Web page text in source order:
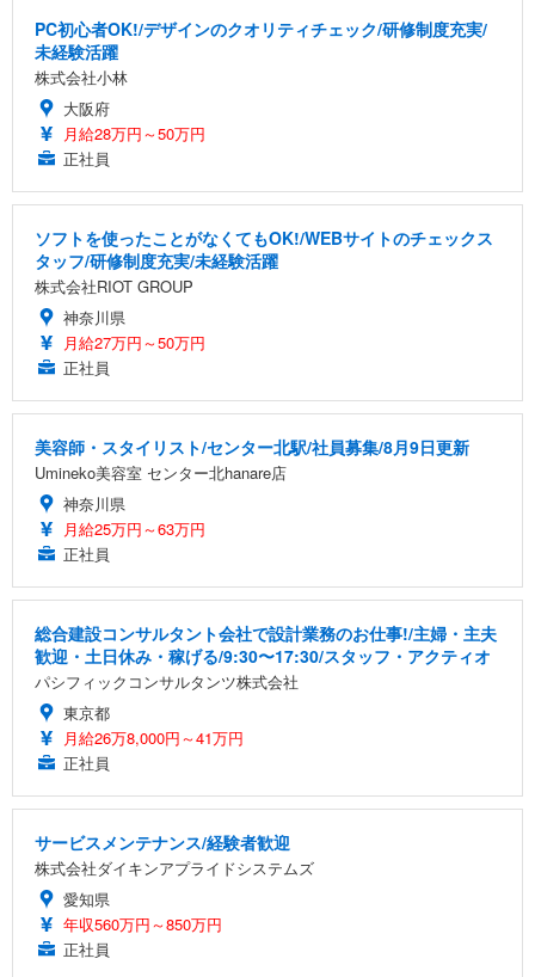
PC初心者OK!/デザインのクオリティチェック/研修制度充実/
未経験活躍
株式会社小林
大阪府
月給28万円～50万円
正社員
ソフトを使ったことがなくてもOK!/WEBサイトのチェックス
タッフ/研修制度充実/未経験活躍
株式会社RIOT GROUP
神奈川県
月給27万円～50万円
正社員
美容師・スタイリスト/センター北駅/社員募集/8月9日更新
Umineko美容室 センター北hanare店
神奈川県
月給25万円～63万円
正社員
総合建設コンサルタント会社で設計業務のお仕事!/主婦・主夫
歓迎・土日休み・稼げる/9:30〜17:30/スタッフ・アクティオ
パシフィックコンサルタンツ株式会社
東京都
月給26万8,000円～41万円
正社員
サービスメンテナンス/経験者歓迎
株式会社ダイキンアプライドシステムズ
愛知県
年収560万円～850万円
正社員